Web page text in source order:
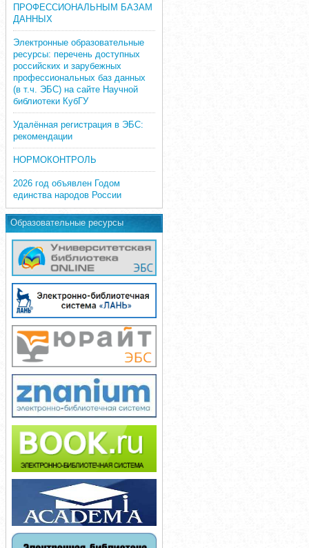
ПРОФЕССИОНАЛЬНЫМ БАЗАМ
ДАННЫХ
Электронные образовательные
ресурсы: перечень доступных
российских и зарубежных
профессиональных баз данных
(в т.ч. ЭБС) на сайте Научной
библиотеки КубГУ
Удалённая регистрация в ЭБС:
рекомендации
НОРМОКОНТРОЛЬ
2026 год объявлен Годом
единства народов России
Образовательные ресурсы